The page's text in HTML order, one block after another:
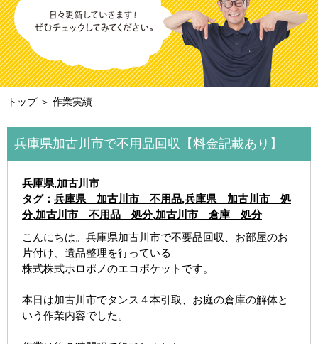
トップ＞ 作業実績
兵庫県加古川市で不用品回収【料金記載あり】
兵庫県,加古川市
タグ： 兵庫県 加古川市 不用品,兵庫県 加古川市 処
分,加古川市 不用品 処分,加古川市 倉庫 処分
こんにちは。兵庫県加古川市で不要品回収、お部屋のお
片付け、遺品整理を行っている
株式株式ホロポノのエコポケットです。
本日は加古川市でタンス４本引取、お庭の倉庫の解体と
いう作業内容でした。